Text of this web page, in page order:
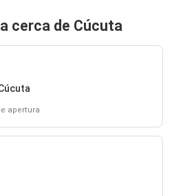
cerca de Cúcuta
apertura